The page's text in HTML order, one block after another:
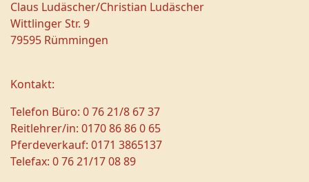
Claus Ludäscher/Christian Ludäscher
Wittlinger Str. 9
79595 Rümmingen
Kontakt:
Telefon Büro: 0 76 21/8 67 37
Reitlehrer/in: 0170 86 86 0 65
Pferdeverkauf: 0171 3865137
Telefax: 0 76 21/17 08 89